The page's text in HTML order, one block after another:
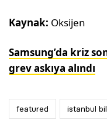
Kaynak: Oksijen
Samsung’da kriz
grev askıya alındı
featured istanbul